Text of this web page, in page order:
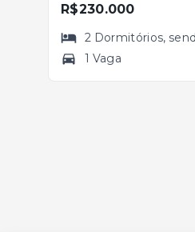
R$230.000
2 Dormitórios,
1 Vaga